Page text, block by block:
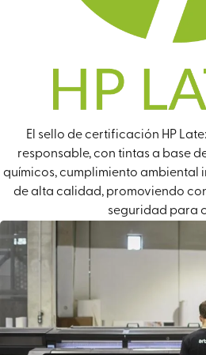
El sello de certificación HP
responsable, con tintas a base
químicos, cumplimiento ambiental
de alta calidad, promoviendo
seguridad para